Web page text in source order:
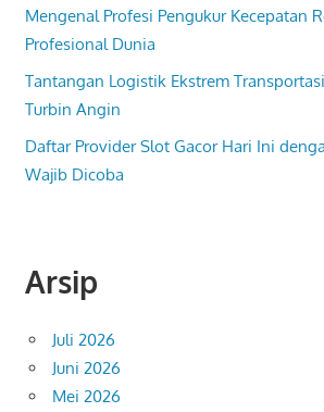
Mengenal Profesi Pengukur Kecepatan
Profesional Dunia
Tantangan Logistik Ekstrem
Turbin Angin
Daftar Provider Slot Gacor Hari Ini
Wajib Dicoba
Arsip
Juli 2026
Juni 2026
Mei 2026